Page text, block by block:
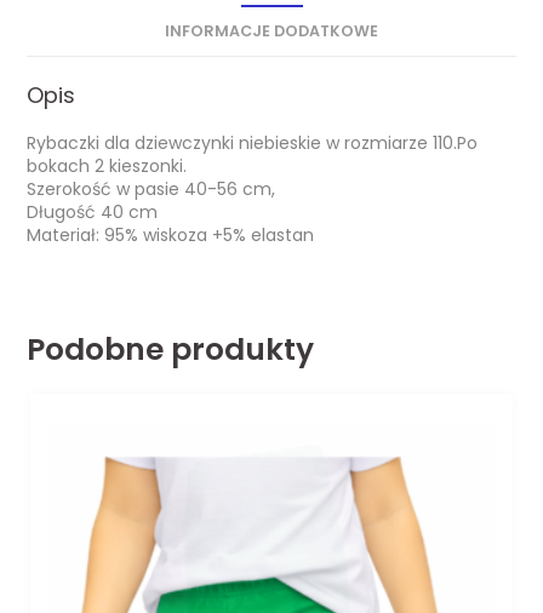
INFORMACJE DODATKOWE
Opis
Rybaczki dla dziewczynki niebieskie w rozmiarze 110.Po
bokach 2 kieszonki.
Szerokość w pasie 40-56 cm,
Długość 40 cm
Materiał: 95% wiskoza +5% elastan
Podobne produkty